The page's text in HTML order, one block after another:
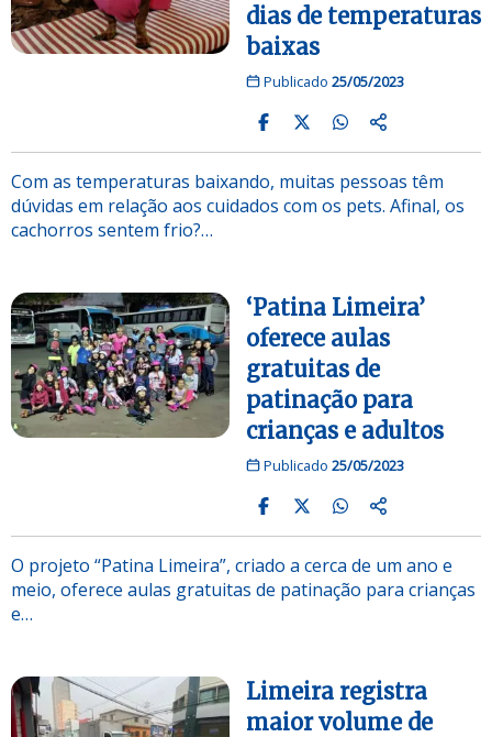
dias de temperaturas
baixas
Publicado 25/05/2023
Com as temperaturas baixando, muitas pessoas têm
dúvidas em relação aos cuidados com os pets. Afinal, os
cachorros sentem frio?…
‘Patina Limeira’
oferece aulas
gratuitas de
patinação para
crianças e adultos
Publicado 25/05/2023
O projeto “Patina Limeira”, criado a cerca de um ano e
meio, oferece aulas gratuitas de patinação para crianças
e…
Limeira registra
maior volume de